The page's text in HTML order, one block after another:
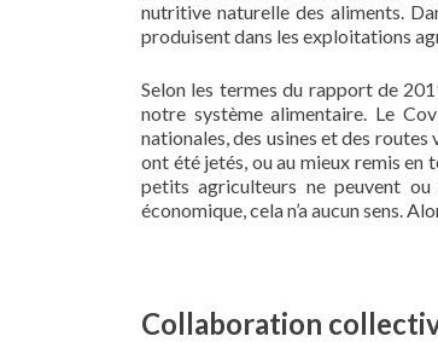
nutritive naturelle des aliments.
produisent dans les exploitations
Selon les termes du rapport de
notre système alimentaire. Le
nationales, des usines et des
ont été jetés, ou au mieux remis en
petits agriculteurs ne peuvent
économique, cela n’a aucun sens.
Collaboration